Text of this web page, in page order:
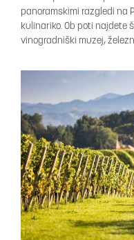
panoramskimi razgledi na
kulinariko. Ob poti najdete
vinogradniški muzej,